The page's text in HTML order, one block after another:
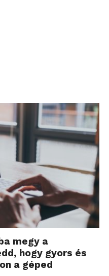
megy a
hogy gyors és
a géped